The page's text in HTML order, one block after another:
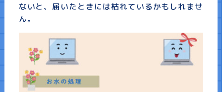
ないと、届いたときには枯れているかもしれませ
ん。